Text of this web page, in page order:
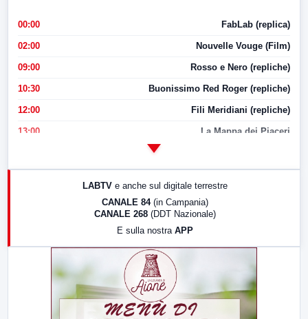
00:00 FabLab (replica)
02:00 Nouvelle Vouge (Film)
09:00 Rosso e Nero (repliche)
10:30 Buonissimo Red Roger (repliche)
12:00 Fili Meridiani (repliche)
13:00 La Mappa dei Piaceri
LABTV e anche sul digitale terrestre
CANALE 84 (in Campania)
CANALE 268 (DDT Nazionale)
E sulla nostra APP